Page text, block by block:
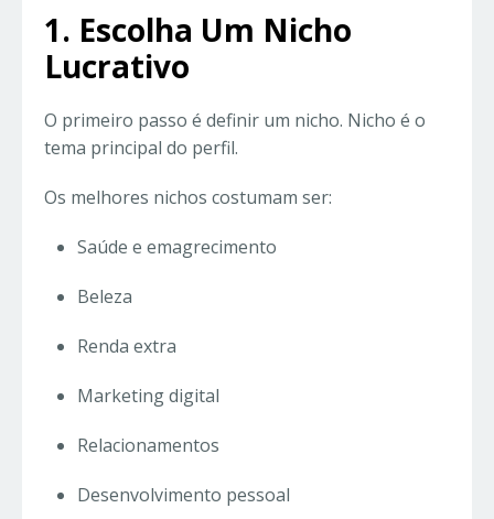
1. Escolha Um Nicho
Lucrativo
O primeiro passo é definir um nicho. Nicho é o
tema principal do perfil.
Os melhores nichos costumam ser:
Saúde e emagrecimento
Beleza
Renda extra
Marketing digital
Relacionamentos
Desenvolvimento pessoal